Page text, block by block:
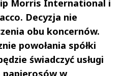
całość
0
komentarzy
Morris International i
Decyzja nie
obu koncernów.
powołania spółki
świadczyć usługi
papierosów w